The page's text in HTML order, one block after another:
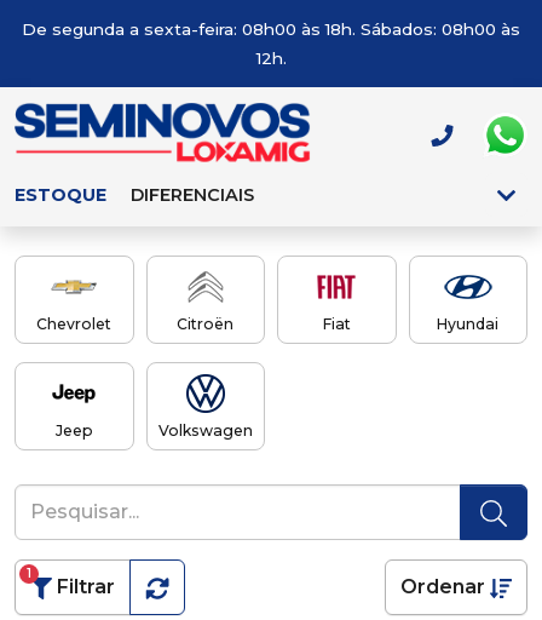
De segunda a sexta-feira: 08h00 às 18h. Sábados: 08h00 às
12h.
ESTOQUE DIFERENCIAIS
Chevrolet Citroën Fiat Hyundai
Jeep Volkswagen
Filtrar
1
Ordenar